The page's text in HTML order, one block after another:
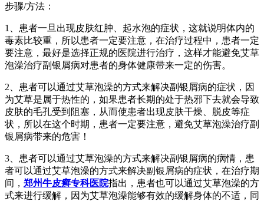
步骤/方法：
1、患者一旦出现皮肤红肿、起水泡的症状，这就说明体内的
毒素比较重，所以患者一定要注意，在治疗过程中，患者一定
要注意，最好是选择正规的医院进行治疗，这样才能避免艾草
泡澡治疗副银屑病对患者的身体健康带来一定的伤害。
2、患者可以通过艾草泡澡的方式来解决副银屑病的症状，因
为艾草是属于热性的，如果患者长期的处于热邪下去就会导致
皮肤的毛孔受到阻塞，从而使患者出现皮肤干燥、脱皮等症
状，所以在这个时期，患者一定要注意，避免艾草泡澡治疗副
银屑病带来的危害！
3、患者可以通过艾草泡澡的方式来解决副银屑病的病情，患
者可以通过艾草泡澡的方式来解决副银屑病的症状，在治疗期
间， 郑州牛皮癣专科医院指出，患者也可以通过艾草泡澡的方
式来进行缓解，因为艾草泡澡能够有效的缓解身体的不适，同